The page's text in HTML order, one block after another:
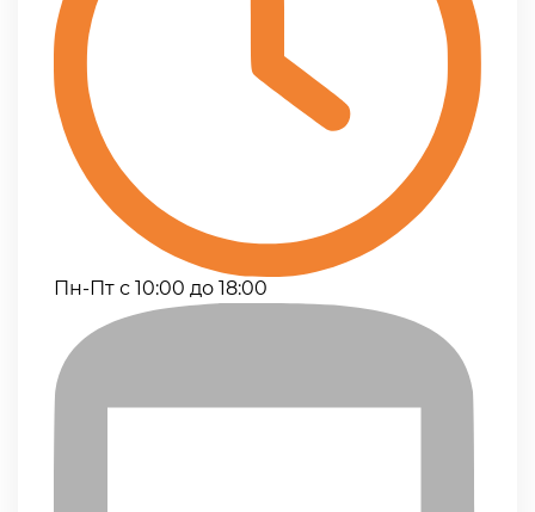
Пн-Пт с 10:00 до 18:00